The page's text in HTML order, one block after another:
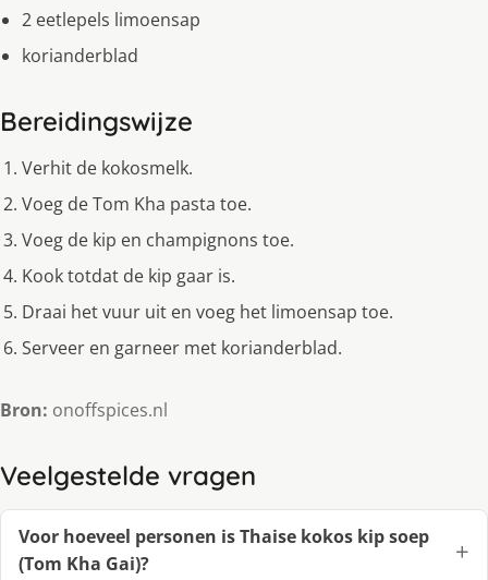
2 eetlepels limoensap
korianderblad
Bereidingswijze
Verhit de kokosmelk.
Voeg de Tom Kha pasta toe.
Voeg de kip en champignons toe.
Kook totdat de kip gaar is.
Draai het vuur uit en voeg het limoensap toe.
Serveer en garneer met korianderblad.
Bron: onoffspices.nl
Veelgestelde vragen
Voor hoeveel personen is Thaise kokos kip soep
(Tom Kha Gai)?